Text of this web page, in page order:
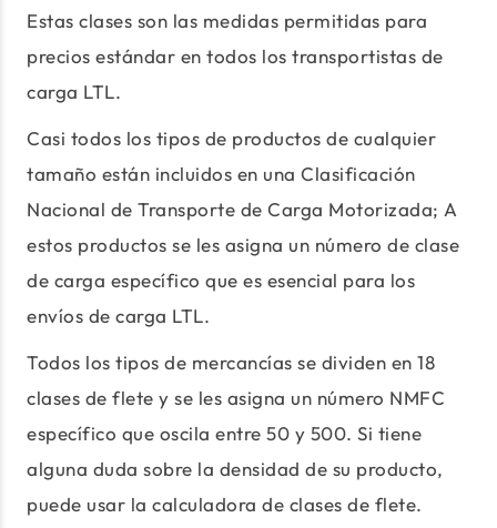
Estas clases son las medidas permitidas para
precios estándar en todos los transportistas de
carga LTL.
Casi todos los tipos de productos de cualquier
tamaño están incluidos en una Clasificación
Nacional de Transporte de Carga Motorizada; A
estos productos se les asigna un número de clase
de carga específico que es esencial para los
envíos de carga LTL.
Todos los tipos de mercancías se dividen en 18
clases de flete y se les asigna un número NMFC
específico que oscila entre 50 y 500. Si tiene
alguna duda sobre la densidad de su producto,
puede usar la calculadora de clases de flete.